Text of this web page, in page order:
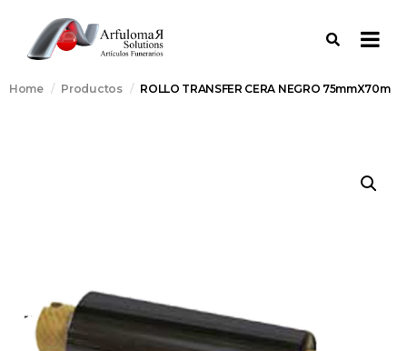
Home Productos ROLLO TRANSFER CERA NEGRO 75mmX70m